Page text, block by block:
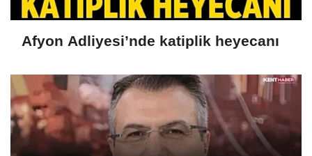
Afyon Adliyesi’nde katiplik heyecanı